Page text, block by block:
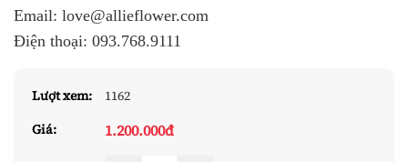
Email: love@allieflower.com
Điện thoại: 093.768.9111
Lượt xem:
1162
Giá:
1.200.000đ